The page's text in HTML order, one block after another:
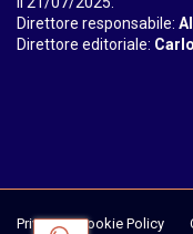
Direttore responsabile:
Direttore editoriale:
Privacy & Cookie Policy